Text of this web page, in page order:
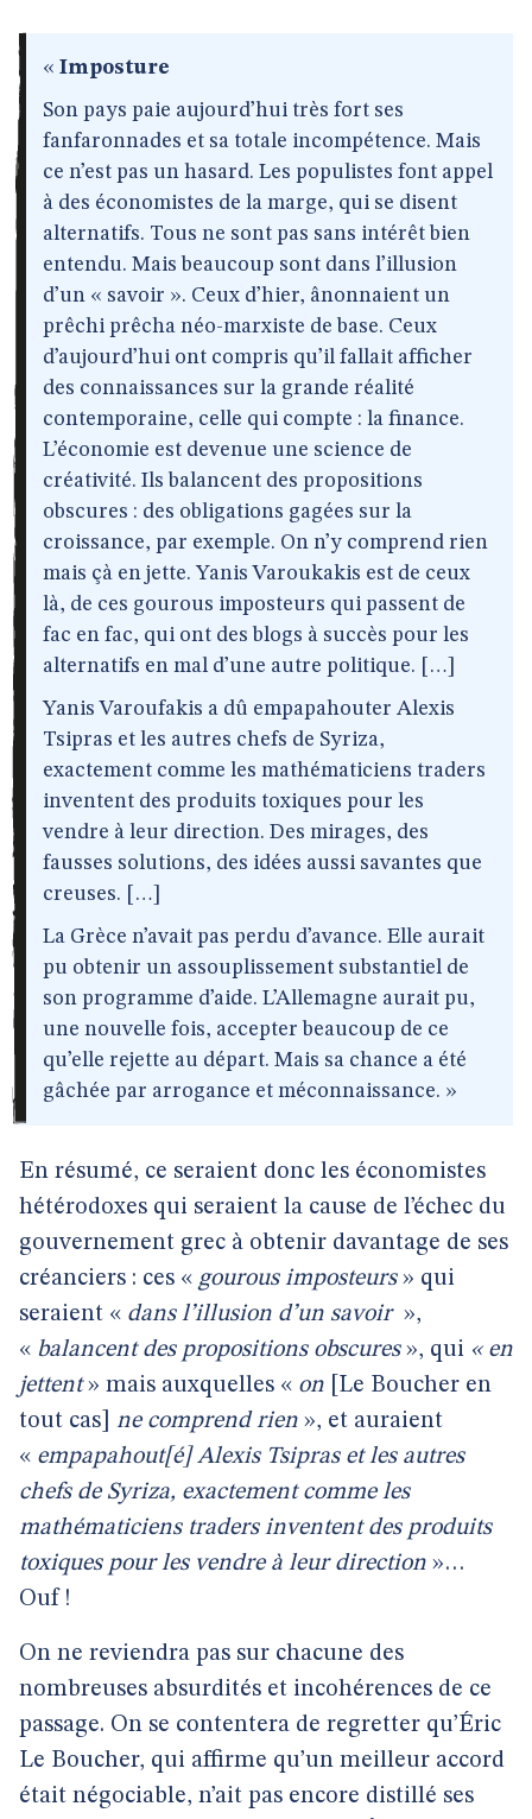
« Imposture
Son pays paie aujourd’hui très fort ses
fanfaronnades et sa totale incompétence. Mais
ce n’est pas un hasard. Les populistes font appel
à des économistes de la marge, qui se disent
alternatifs. Tous ne sont pas sans intérêt bien
entendu. Mais beaucoup sont dans l’illusion
d’un « savoir ». Ceux d’hier, ânonnaient un
prêchi prêcha néo-marxiste de base. Ceux
d’aujourd’hui ont compris qu’il fallait afficher
des connaissances sur la grande réalité
contemporaine, celle qui compte : la finance.
L’économie est devenue une science de
créativité. Ils balancent des propositions
obscures : des obligations gagées sur la
croissance, par exemple. On n’y comprend rien
mais çà en jette. Yanis Varoukakis est de ceux
là, de ces gourous imposteurs qui passent de
fac en fac, qui ont des blogs à succès pour les
alternatifs en mal d’une autre politique. […]
Yanis Varoufakis a dû empapahouter Alexis
Tsipras et les autres chefs de Syriza,
exactement comme les mathématiciens traders
inventent des produits toxiques pour les
vendre à leur direction. Des mirages, des
fausses solutions, des idées aussi savantes que
creuses. […]
La Grèce n’avait pas perdu d’avance. Elle aurait
pu obtenir un assouplissement substantiel de
son programme d’aide. L’Allemagne aurait pu,
une nouvelle fois, accepter beaucoup de ce
qu’elle rejette au départ. Mais sa chance a été
gâchée par arrogance et méconnaissance. »
En résumé, ce seraient donc les économistes
hétérodoxes qui seraient la cause de l’échec du
gouvernement grec à obtenir davantage de ses
créanciers : ces « gourous imposteurs» qui
seraient « dans l’illusion d’un savoir »,
« balancent des propositions obscures», qui « en
jettent» mais auxquelles « on
[Le Boucher en
tout cas] ne comprend rien », et auraient
« empapahout[é] Alexis Tsipras et les autres
chefs de Syriza, exactement comme les
mathématiciens traders inventent des produits
toxiques pour les vendre à leur direction »…
Ouf !
On ne reviendra pas sur chacune des
nombreuses absurdités et incohérences de ce
passage. On se contentera de regretter qu’Éric
Le Boucher, qui affirme qu’un meilleur accord
était négociable, n’ait pas encore distillé ses